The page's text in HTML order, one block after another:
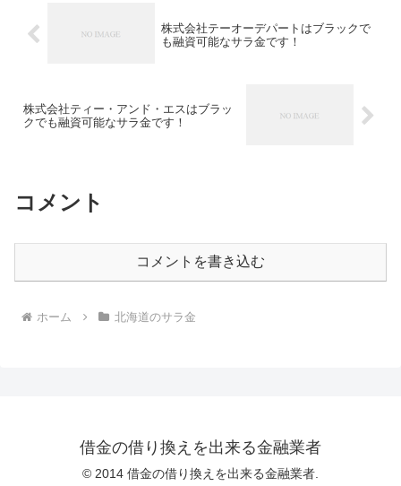
株式会社テーオーデパートはブラックで
も融資可能なサラ金です！
株式会社ティー・アンド・エスはブラッ
クでも融資可能なサラ金です！
コメント
コメントを書き込む
ホーム 北海道のサラ金
借金の借り換えを出来る金融業者
© 2014 借金の借り換えを出来る金融業者.